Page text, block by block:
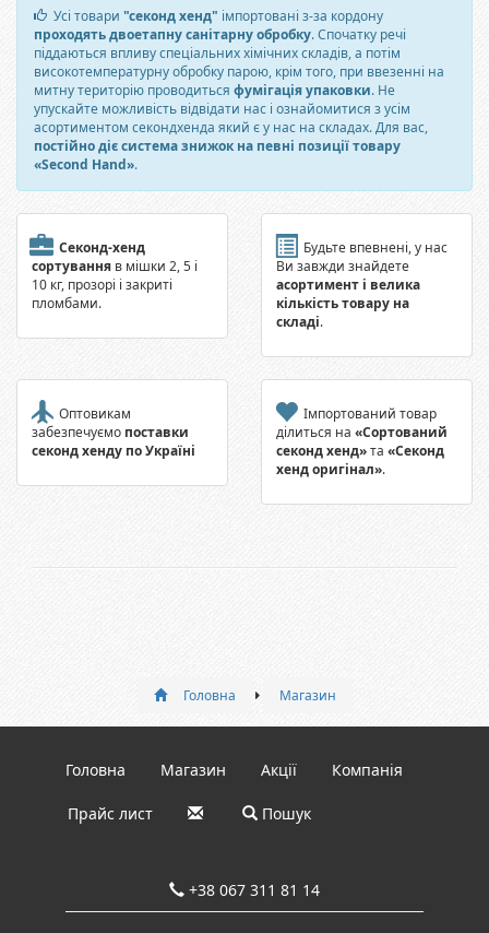
Усі товари "секонд хенд" імпортовані з-за кордону
проходять двоетапну санітарну обробку. Спочатку речі
піддаються впливу спеціальних хімічних складів, а потім
високотемпературну обробку парою, крім того, при ввезенні на
митну територію проводиться фумігація упаковки. Не
упускайте можливість відвідати нас і ознайомитися з усім
асортиментом секондхенда який є у нас на складах. Для вас,
постійно діє система знижок на певні позиції товару
«Second Hand».
Секонд-хенд
сортування в мішки 2, 5 і
10 кг, прозорі і закриті
пломбами.
Будьте впевнені, у нас
Ви завжди знайдете
асортимент і велика
кількість товару на
складі.
Оптовикам
забезпечуємо поставки
секонд хенду по Україні
Імпортований товар
ділиться на «Сортований
секонд хенд»та «Секонд
хенд оригінал».
Головна Магазин
Головна Магазин Акції Компанія
Прайс лист Пошук
+38 067 311 81 14